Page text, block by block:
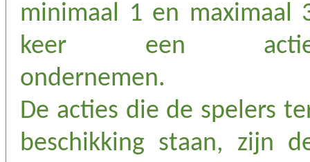
minimaal 1 en maximaal
keer een
ondernemen.
De acties die de spelers
beschikking staan, zijn